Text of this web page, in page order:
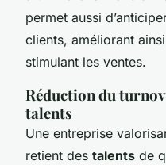
permet aussi
clients, améliorant
stimulant les ventes.
Réduction du
talents
Une entreprise
retient des talents de